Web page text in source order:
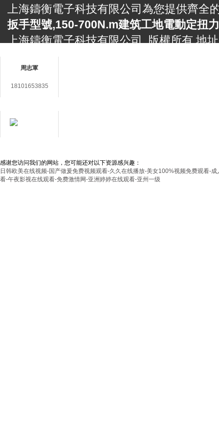
上海鑄衡電子科技有限公司為您提供齊全
扳手型號,150-700N.m建筑工地電動定扭
上海鑄衡電子科技有限公司 版權所有 地
2888號5號樓
備件銷售電話 Tel： 傳真 Fax：86-021-
E-mail：
周志軍
18101653835
感谢您访问我们的网站，您可能还对以下资源感兴趣：
日韩欧美在线视频-国产做爰免费视频观看-久久在线播放-美女100%视频免费观看-
看-午夜影视在线观看-免费激情网-亚洲婷婷在线观看-亚州一级